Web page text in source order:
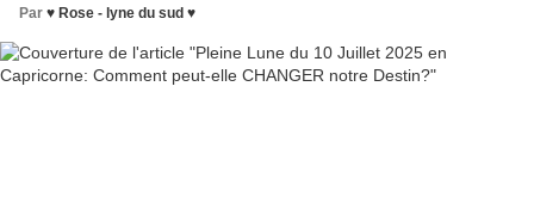
Par ♥ Rose - lyne du sud ♥